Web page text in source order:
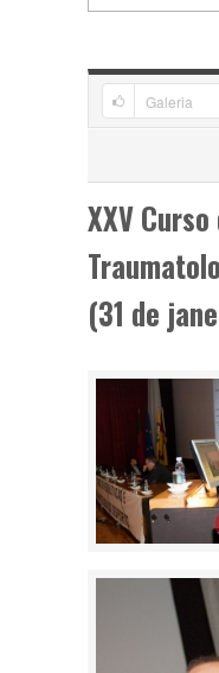
XXV
(31 de